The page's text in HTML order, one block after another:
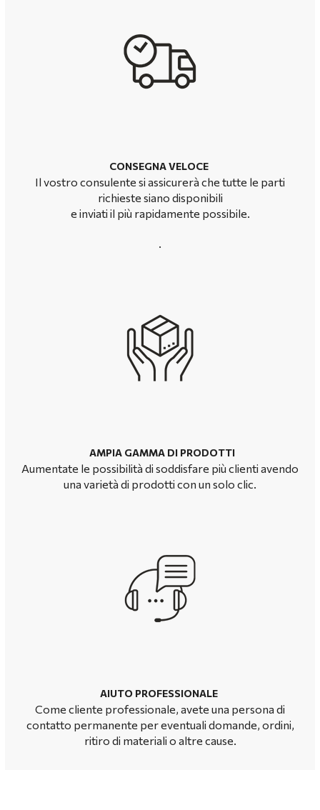
CONSEGNA VELOCE
Il vostro consulente si assicurerà che tutte le parti
richieste siano disponibili
e inviati il più rapidamente possibile.
AMPIA GAMMA DI PRODOTTI
Aumentate le possibilità di soddisfare più clienti avendo
una varietà di prodotti con un solo clic.
AIUTO PROFESSIONALE
Come cliente professionale, avete una persona di
contatto permanente pereventuali domande, ordini,
ritiro di materiali o altre cause